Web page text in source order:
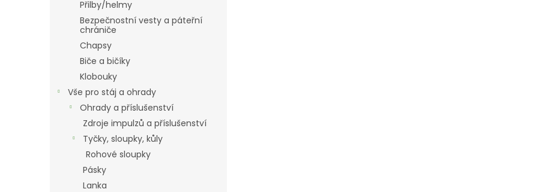
Přilby/helmy
Bezpečnostní vesty a páteřní
chrániče
Chapsy
Biče a bičíky
Klobouky
Vše pro stáj a ohrady
Ohrady a příslušenství
Zdroje impulzů a příslušenství
Tyčky, sloupky, kůly
Rohové sloupky
Pásky
Lanka